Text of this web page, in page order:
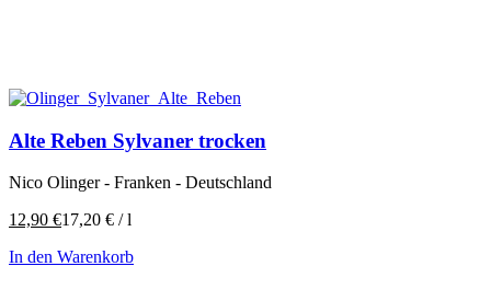
Alte Reben Sylvaner trocken
Nico Olinger - Franken - Deutschland
12,90 €17,20 € /l
In den Warenkorb